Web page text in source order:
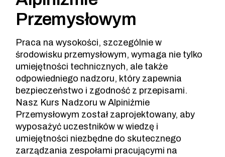
Przemysłowym
Praca na wysokości, szczególnie w
środowisku przemysłowym, wymaga nie tylko
umiejętności technicznych, ale także
odpowiedniego nadzoru, który zapewnia
bezpieczeństwo i zgodność z przepisami.
Nasz Kurs Nadzoru w Alpiniźmie
Przemysłowym został zaprojektowany, aby
wyposażyć uczestników w wiedzę i
umiejętności niezbędne do skutecznego
zarządzania zespołami pracującymi na